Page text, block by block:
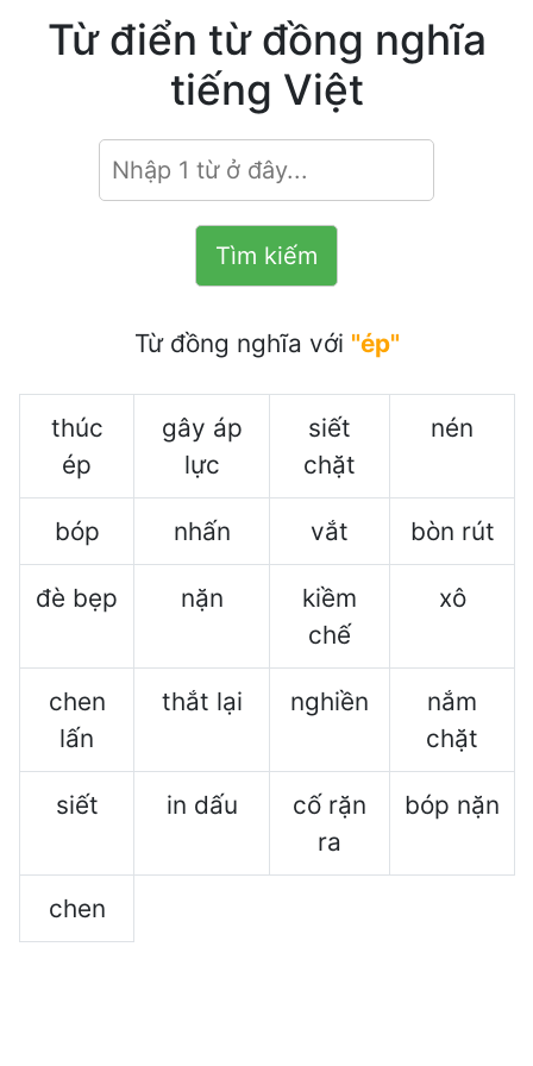
Từ điển từ đồng nghĩa
tiếng Việt
Từ đồng nghĩa với "ép"
thúc
ép
gây áp
lực
siết
chặt
nén
bóp nhấn vắt bòn rút
đè bẹp nặn
kiềm
chế
xô
chen
lấn
thắt lại nghiền
nắm
chặt
siết in dấu
cố rặn
ra
bóp nặn
chen